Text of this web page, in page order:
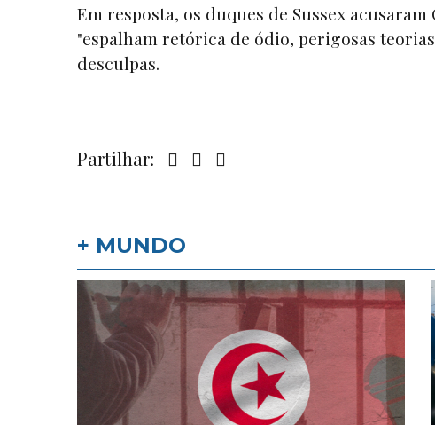
Em resposta, os duques de Sussex
"espalham retórica de ódio, perigosas
desculpas.
Partilhar:
+ MUNDO